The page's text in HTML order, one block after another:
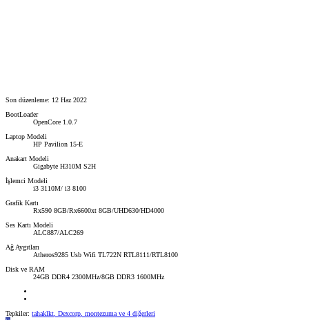
Son düzenleme: 12 Haz 2022
BootLoader
OpenCore 1.0.7
Laptop Modeli
HP Pavilion 15-E
Anakart Modeli
Gigabyte H310M S2H
İşlemci Modeli
i3 3110M/ i3 8100
Grafik Kartı
Rx590 8GB/Rx6600xt 8GB/UHD630/HD4000
Ses Kartı Modeli
ALC887/ALC269
Ağ Aygıtları
Atheros9285 Usb Wifi TL722N RTL8111/RTL8100
Disk ve RAM
24GB DDR4 2300MHz/8GB DDR3 1600MHz
Tepkiler: tahaklkt Dexcorp montezuma ve 4 diğerleri